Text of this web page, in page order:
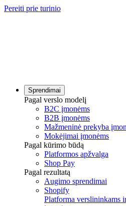
Pereiti prie turinio
Sprendimai
Pagal verslo modelį
B2C įmonėms
B2B įmonėms
Mažmeninė prekyba
Mokėjimai įmonėms
Pagal kūrimo būdą
Platformos apžvalga
Shop Pay
Pagal rezultatą
Augimo sprendimai
Shopify
Platforma verslininkams